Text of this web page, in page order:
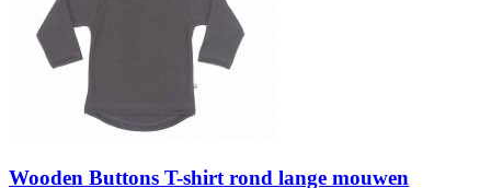
Wooden Buttons T-shirt rond lange mouwen